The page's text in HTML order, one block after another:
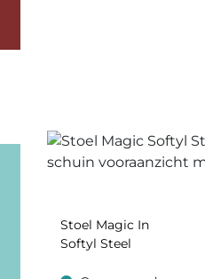
Stoel Magic In
Softyl Steel